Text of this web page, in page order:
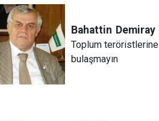
Bahattin Demiray
Toplum teröristlerine
bulaşmayın